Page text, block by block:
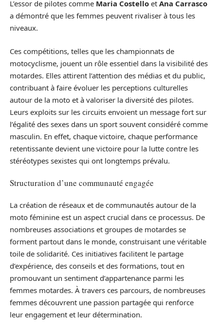
L’essor de pilotes comme Maria Costello et Ana Carrasco
a démontré que les femmes peuvent rivaliser à tous les
niveaux.
Ces compétitions, telles que les championnats de
motocyclisme, jouent un rôle essentiel dans la visibilité des
motardes. Elles attirent l’attention des médias et du public,
contribuant à faire évoluer les perceptions culturelles
autour de la moto et à valoriser la diversité des pilotes.
Leurs exploits sur les circuits envoient un message fort sur
l’égalité des sexes dans un sport souvent considéré comme
masculin. En effet, chaque victoire, chaque performance
retentissante devient une victoire pour la lutte contre les
stéréotypes sexistes qui ont longtemps prévalu.
Structuration d’une communauté engagée
La création de réseaux et de communautés autour de la
moto féminine est un aspect crucial dans ce processus. De
nombreuses associations et groupes de motardes se
forment partout dans le monde, construisant une véritable
toile de solidarité. Ces initiatives facilitent le partage
d’expérience, des conseils et des formations, tout en
promouvant un sentiment d’appartenance parmi les
femmes motardes. À travers ces parcours, de nombreuses
femmes découvrent une passion partagée qui renforce
leur engagement et leur détermination.